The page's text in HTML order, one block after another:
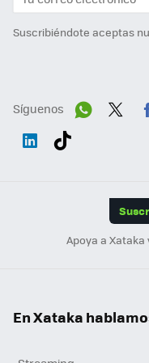
Suscribiéndote aceptas
Síguenos
Apoya a
En Xataka